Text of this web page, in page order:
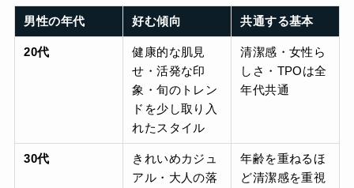
男性の年代 好む傾向 共通する基本
20代
健康的な肌見
せ・活発な印
象・旬のトレン
ドを少し取り入
れたスタイル
清潔感・女性ら
しさ・TPOは全
年代共通
30代
きれいめカジュ
アル・大人の落
年齢を重ねるほ
ど清潔感を重視